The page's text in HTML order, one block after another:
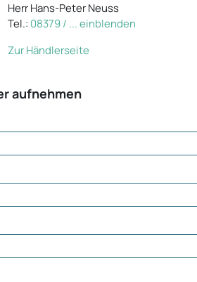
Herr Hans-Peter Neuss
Tel.: 08379 / ... einblenden
Zur Händlerseite
aufnehmen